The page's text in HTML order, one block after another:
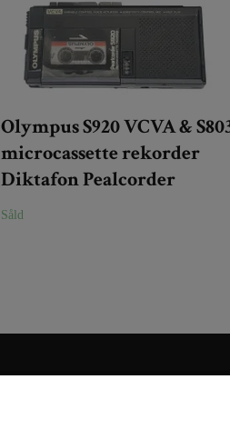
Olympus S920 VCVA &
microcassette rekorder
Diktafon Pealcorder
Såld